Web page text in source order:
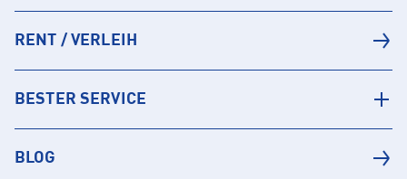
RENT / VERLEIH
BESTER SERVICE
BLOG